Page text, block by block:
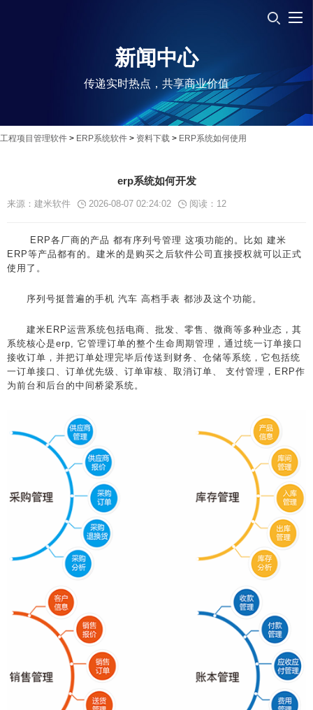
新闻中心
传递实时热点，共享商业价值
工程项目管理软件 > ERP系统软件 > 资料下载 > ERP系统如何使用
erp系统如何开发
来源：建米软件 2026-08-07 02:24:02 阅读： 12
ERP各厂商的产品 都有序列号管理 这项功能的。比如 建米
ERP等产品都有的。建米的是购买之后软件公司直接授权就可以正式
使用了。
序列号挺普遍的手机 汽车 高档手表 都涉及这个功能。
建米ERP运营系统包括电商、批发、零售、微商等多种业态，其
系统核心是erp, 它管理订单的整个生命周期管理，通过统一订单接口
接收订单，并把订单处理完毕后传送到财务、仓储等系统，它包括统
一订单接口、订单优先级、订单审核、取消订单、 支付管理，ERP作
为前台和后台的中间桥梁系统。